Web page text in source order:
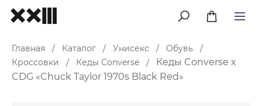
меню
Главная / Каталог / Унисекс / Обувь
/
Кроссовки
/ Кеды Converse /
Кеды Converse x
CDG «Chuck Taylor 1970s Black Red»